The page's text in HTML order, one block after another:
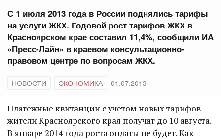
С 1 июля 2013 года в России поднялись тарифы
на услуги ЖКХ. Годовой рост тарифов ЖКХ в
Красноярском крае составил 11,4%, сообщили ИА
«Пресс-Лайн» в краевом консультационно-
правовом центре по вопросам ЖКХ.
НОВОСТИ ЭКОНОМИКА 01.07.2013
Платежные квитанции с учетом новых тарифов
жители Красноярского края получат до 10 августа.
В январе 2014 года роста оплаты не будет. Как